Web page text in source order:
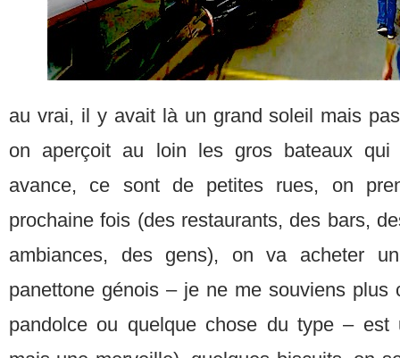
au vrai, il y avait là un grand soleil mais
on aperçoit au loin les gros bateaux qui
avance, ce sont de petites rues, on
prochaine fois (des restaurants, des bars,
ambiances, des gens), on va acheter
panettone génois – je ne me souviens plus
pandolce ou quelque chose du type – est